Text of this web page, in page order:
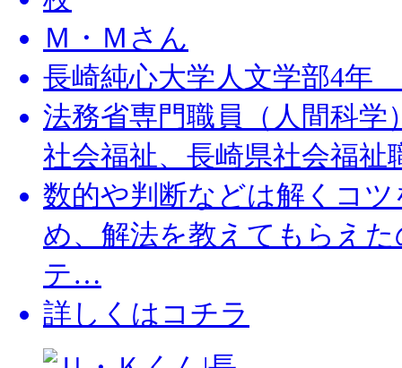
Ｍ・Ｍさん
長崎純心大学人文学部4年
法務省専門職員（人間科学
社会福祉、長崎県社会福祉
数的や判断などは解くコ
め、解法を教えてもらえ
テ…
詳しくはコチラ